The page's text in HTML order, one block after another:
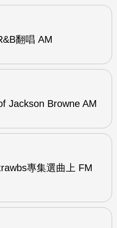
翻唱 AM
Jackson Browne AM
專集選曲上 FM